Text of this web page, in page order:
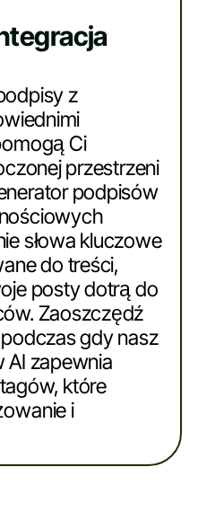
z
Ci
przestrzeni
podpisów
słowa kluczowe
do treści,
posty dotrą do
Zaoszczędź
gdy nasz
zapewnia
które
i